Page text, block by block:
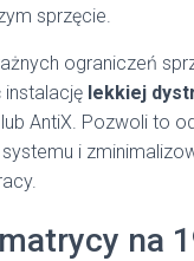
sprzęcie.
ograniczeń
lekkiej
lub AntiX. Pozwoli to
i
na